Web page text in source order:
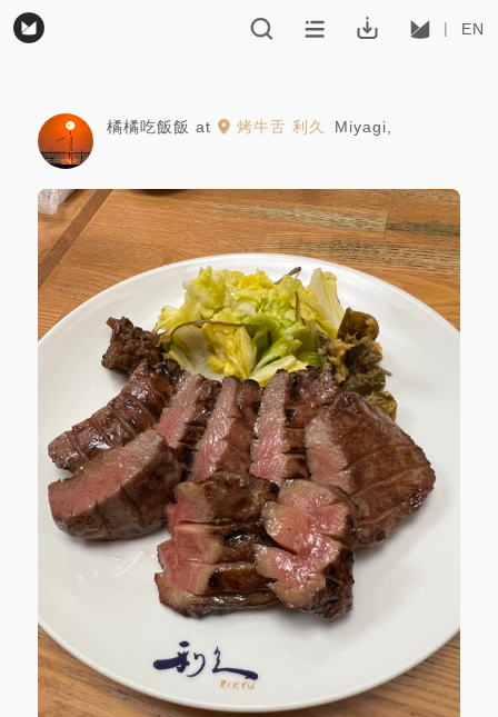
EN
橘橘吃飯飯 at 烤牛舌 利久 Miyagi